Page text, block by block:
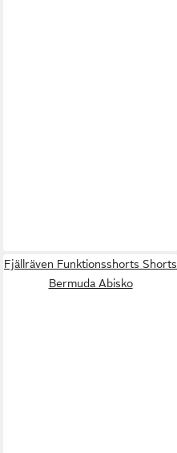
Fjällräven Funktionsshorts Shorts
Bermuda Abisko